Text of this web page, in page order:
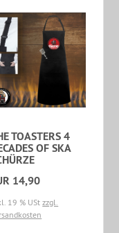
TOASTERS 4
OF SKA
14,90
19 % UStzzgl.